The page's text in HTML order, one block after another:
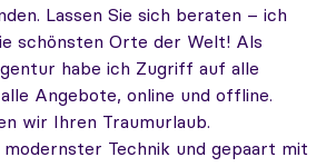
Lassen Sie sich beraten – ich
schönsten Orte der Welt! Als
habe ich Zugriff auf alle
Angebote, online und offline.
wir Ihren Traumurlaub.
Technik und gepaart mit